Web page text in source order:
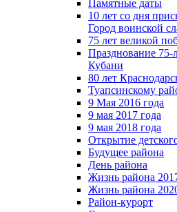
Памятные даты
10 лет со дня
Город воинской
75 лет великой
Празднование 75-
Кубани
80 лет
Туапсинскому
9 Мая 2016 года
9 мая 2017 года
9 мая 2018 года
Открытие
Будущее района
День района
Жизнь района
Жизнь района
Район-курорт